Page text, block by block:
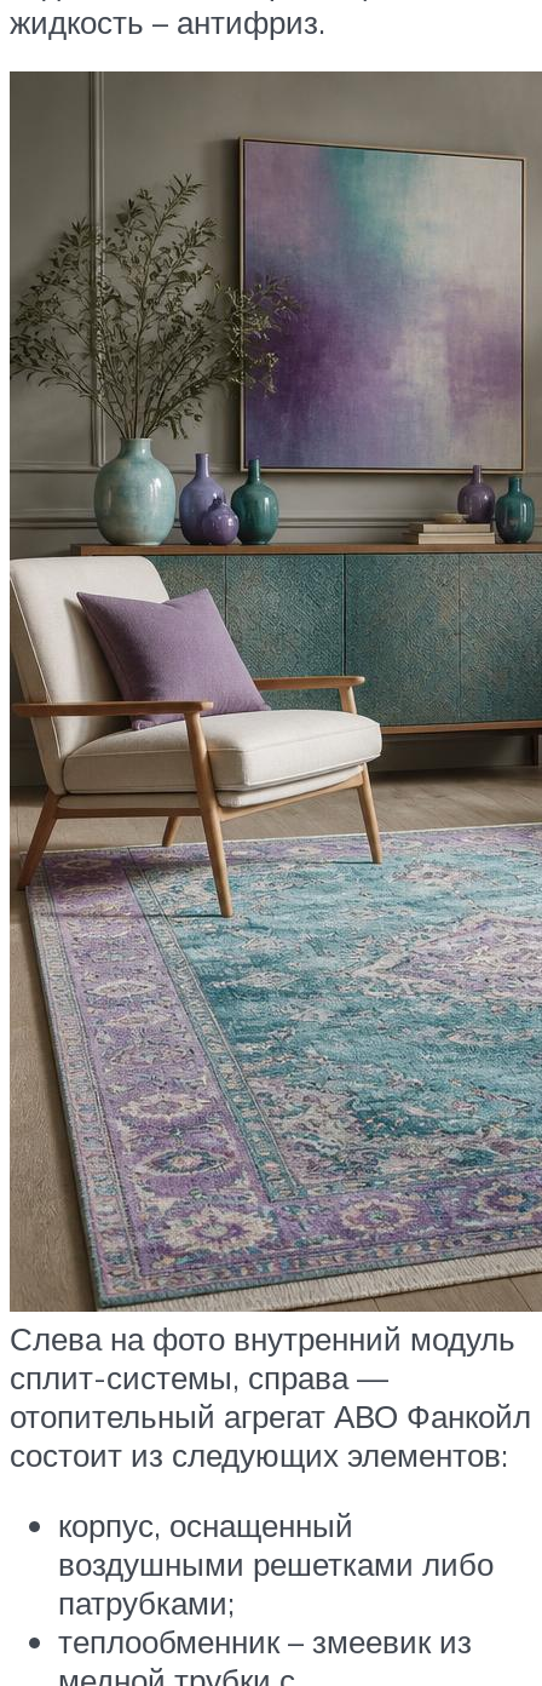
жидкость – антифриз.
Слева на фото внутренний модуль
сплит-системы, справа —
отопительный агрегат АВО Фанкойл
состоит из следующих элементов:
корпус, оснащенный
воздушными решетками либо
патрубками;
теплообменник – змеевик из